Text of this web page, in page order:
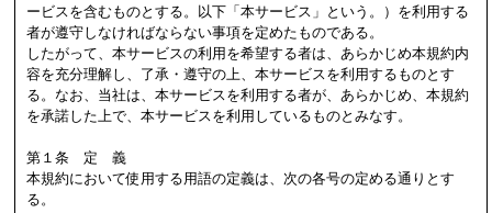
ービスを含むものとする。以下「本サービス」という。）を利用する
者が遵守しなければならない事項を定めたものである。
したがって、本サービスの利用を希望する者は、あらかじめ本規約内
容を充分理解し、了承・遵守の上、本サービスを利用するものとす
る。なお、当社は、本サービスを利用する者が、あらかじめ、本規約
を承諾した上で、本サービスを利用しているものとみなす。
第１条 定 義
本規約において使用する用語の定義は、次の各号の定める通りとす
る。